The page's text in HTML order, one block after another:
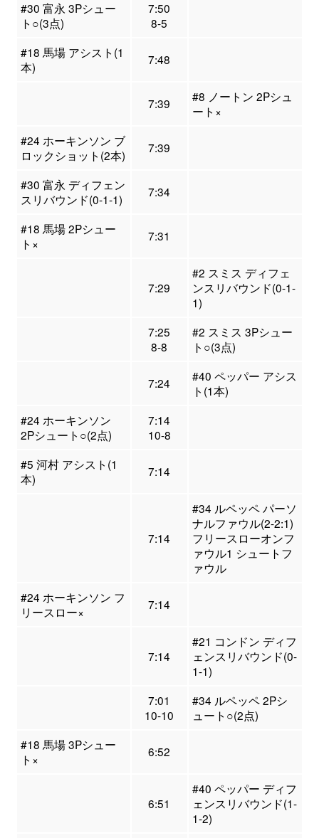
#30 富永 3Pシュー
ト○(3点)
7:50
8-5
#18 馬場 アシスト(1
本)
7:48
7:39
#8 ノートン 2Pシュ
ート×
#24 ホーキンソン ブ
ロックショット(2本)
7:39
#30 富永 ディフェン
スリバウンド(0-1-1)
7:34
#18 馬場 2Pシュー
ト×
7:31
7:29
#2 スミス ディフェ
ンスリバウンド(0-1-
1)
7:25
8-8
#2 スミス 3Pシュー
ト○(3点)
7:24
#40 ペッパー アシス
ト(1本)
#24 ホーキンソン
2Pシュート○(2点)
7:14
10-8
#5 河村 アシスト(1
本)
7:14
7:14
#34 ルペッペ パーソ
ナルファウル(2-2:1)
フリースローオンフ
ァウル1 シュートフ
ァウル
#24 ホーキンソン フ
リースロー×
7:14
7:14
#21 コンドン ディフ
ェンスリバウンド(0-
1-1)
7:01
10-10
#34 ルペッペ 2Pシ
ュート○(2点)
#18 馬場 3Pシュー
ト×
6:52
6:51
#40 ペッパー ディフ
ェンスリバウンド(1-
1-2)